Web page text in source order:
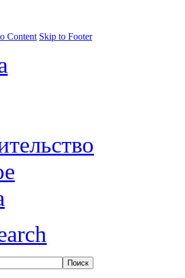
Content Skip to Footer